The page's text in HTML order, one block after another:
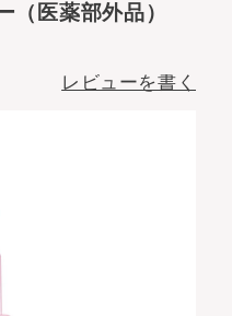
（医薬部外品）
レビューを書く